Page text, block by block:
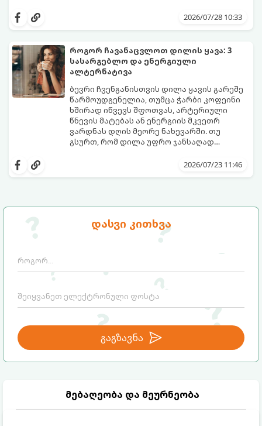
დასვი კითხვა
გაგზავნა
მებაღეობა და მეურნეობა
უბრალოდ ჩვევის არქონის გამო, დღის
გამოწვევად რჩება.
დალევა ან მისი გემო მოსაწყენი
დაგეხმარებათ, წყლის სმა
ყოველდღიურ, სასიამოვნო ჩვევად
აქციოთ.
2026/07/28 10:33
როგორ ჩავანაცვლოთ დილის ყავა: 3
სასარგებლო და ენერგიული
ალტერნატივა
ბევრი ჩვენგანისთვის დილა ყავის გარეშე
წარმოუდგენელია, თუმცა ჭარბი კოფეინი
ხშირად იწვევს შფოთვას, არტერიული
წნევის მატებას ან ენერგიის მკვეთრ
ვარდნას დღის მეორე ნახევარში. თუ
გსურთ, რომ დილა უფრო ჯანსაღად
შეინარჩუნოთ, ექსპერტები ყავის სამ
თქვენთვის სასურველი სასმელი:2026/07/23 11:46